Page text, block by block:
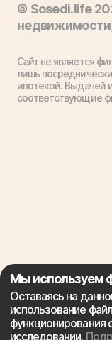
© Sosedi.life
Сайт не является
лишь
ипотекой. Выдачей
соответствующие
Мы используем
Оставаясь на
использование
функционирования
исследовании.